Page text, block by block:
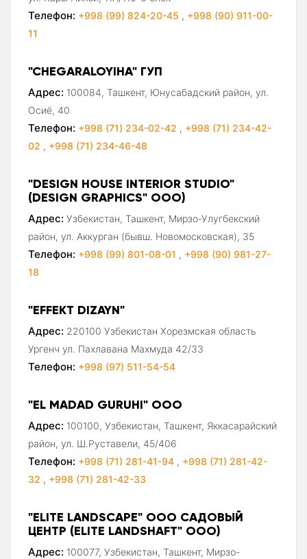
Телефон: +998 (99) 824-20-45 , +998 (90) 911-00-
11
"CHEGARALOYIHA" ГУП
Адрес: 100084, Ташкент, Юнусабадский район, ул.
Осиё, 40
Телефон: +998 (71) 234-02-42 , +998 (71) 234-42-
02 , +998 (71) 234-46-48
"DESIGN HOUSE INTERIOR STUDIO"
(DESIGN GRAPHICS" ООО)
Адрес: Узбекистан, Ташкент, Мирзо-Улугбекский
район, ул. Аккурган (бывш. Новомосковская), 35
Телефон: +998 (99) 801-08-01 , +998 (90) 981-27-
18
"EFFEKT DIZAYN"
Адрес: 220100 Узбекистан Хорезмская область
Ургенч ул. Пахлавана Махмуда 42/33
Телефон: +998 (97) 511-54-54
"EL MADAD GURUHI" ООО
Адрес: 100100, Узбекистан, Ташкент, Яккасарайский
район, ул. Ш.Руставели, 45/406
Телефон: +998 (71) 281-41-94 , +998 (71) 281-42-
32 , +998 (71) 281-42-33
"ELITE LANDSCAPE" ООО САДОВЫЙ
ЦЕНТР (ELITE LANDSHAFT" ООО)
Адрес: 100077, Узбекистан, Ташкент, Мирзо-